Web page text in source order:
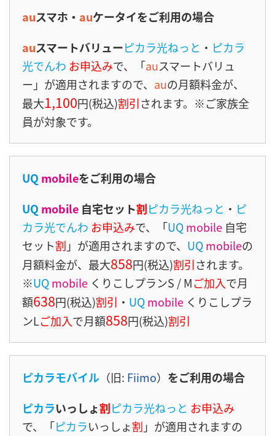
auスマホ・ auケータイをご利用の場合
auスマートバリューピカラ光ねっと ・ ピカラ
光でんわ お申込みで、「auスマートバリュ
ー」が適用されますので、 auの月額料金が、
最大1,100円(税込)割引されます。※ご家族全
員が対象です。
UQ mobileをご利用の場合
UQ mobile 自宅セット割ピカラ光ねっと ・ ピ
カラ光でんわ お申込みで、「UQmobile 自宅
セット割 」が適用されますので、 UQmobileの
月額料金が、最大858円(税込)割引されます。
※UQmobile くりこしプランS / Mご加入で月
額638円(税込)割引 ・ UQmobile くりこしプラ
ンLご加入で月額858円(税込)割引
ピカラモバイル （旧: Fiimo） をご利用の場合
ピカラいっしょ割ピカラ光ねっと お申込み
で、「ピカラいっしょ割 」が適用されますの